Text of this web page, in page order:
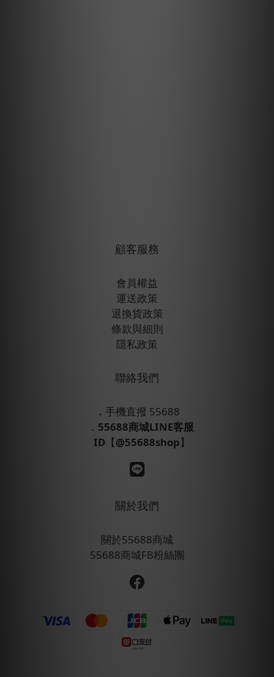
顧客服務
會員權益
運送政策
退換貨政策
條款與細則
隱私政策
聯絡我們
． 手機直撥 55688
． 55688商城LINE客服
ID 【@55688shop】
關於我們
關於55688商城
55688商城FB粉絲團